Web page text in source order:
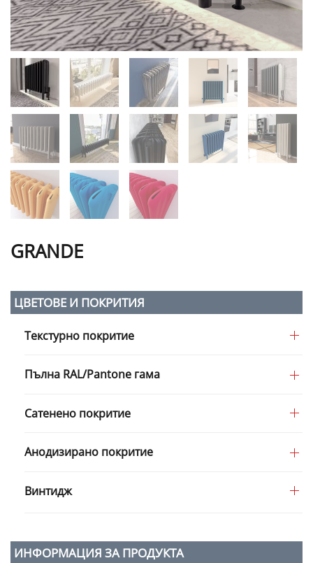
GRANDE
ЦВЕТОВЕ И ПОКРИТИЯ
Текстурно покритие
Пълна RAL/Pantone гама
Сатенено покритие
Анодизирано покритие
Винтидж
ИНФОРМАЦИЯ ЗА ПРОДУКТА